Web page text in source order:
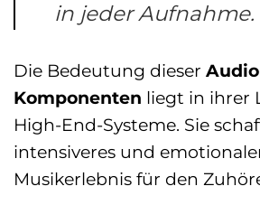
in jeder Aufnahme.
Die Bedeutung dieser
Komponenten liegt in ihrer
High-End-Systeme. Sie
intensiveres und
Musikerlebnis für den